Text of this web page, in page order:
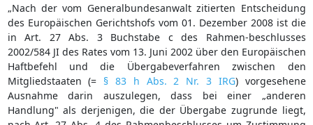
„Nach der vom Generalbundesanwalt zitierten Entscheidung
des Europäischen Gerichtshofs vom 01. Dezember 2008 ist die
in Art. 27 Abs. 3 Buchstabe c des Rahmen-beschlusses
2002/584 JI des Rates vom 13. Juni 2002 über den Europäischen
Haftbefehl und die Übergabeverfahren zwischen den
Mitgliedstaaten (= § 83 h Abs. 2 Nr. 3 IRG) vorgesehene
Ausnahme darin auszulegen, dass bei einer „anderen
Handlung" als derjenigen, die der Übergabe zugrunde liegt,